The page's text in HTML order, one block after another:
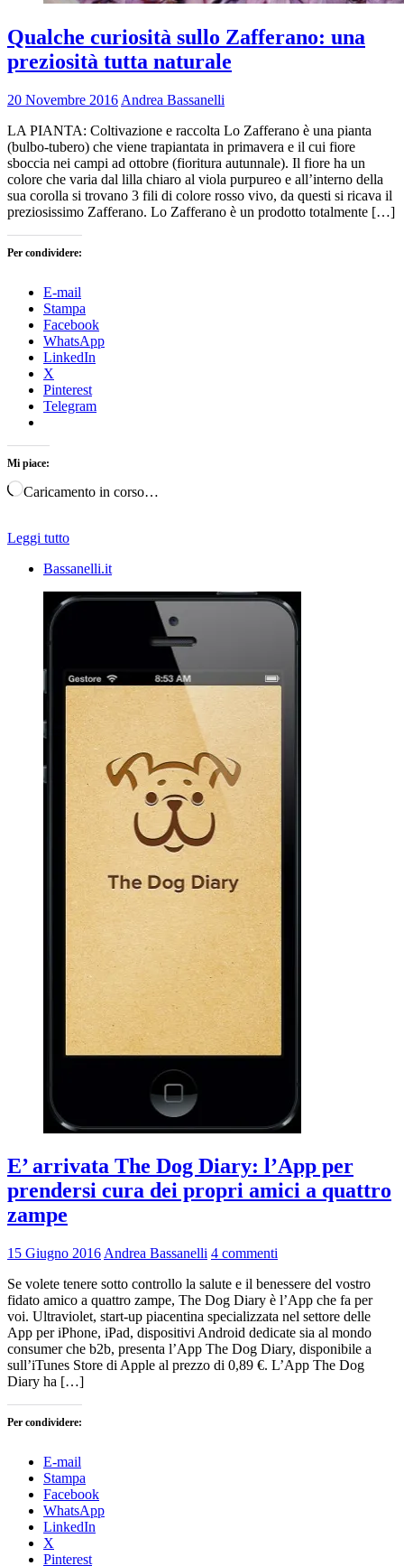
Qualche curiosità sullo Zafferano: una
preziosità tutta naturale
20 Novembre 2016 Andrea Bassanelli
LA PIANTA: Coltivazione e raccolta Lo Zafferano è una pianta
(bulbo-tubero) che viene trapiantata in primavera e il cui fiore
sboccia nei campi ad ottobre (fioritura autunnale). Il fiore ha un
colore che varia dal lilla chiaro al viola purpureo e all’interno della
sua corolla si trovano 3 fili di colore rosso vivo, da questi si ricava il
preziosissimo Zafferano. Lo Zafferano è un prodotto totalmente […]
Per condividere:
E-mail
Stampa
Facebook
WhatsApp
LinkedIn
X
Pinterest
Telegram
Mi piace:
Caricamento in corso…
Leggi tutto
Bassanelli.it
E’ arrivata The Dog Diary: l’App per
prendersi cura dei propri amici a quattro
zampe
15 Giugno 2016 Andrea Bassanelli 4 commenti
Se volete tenere sotto controllo la salute e il benessere del vostro
fidato amico a quattro zampe, The Dog Diary è l’App che fa per
voi. Ultraviolet, start-up piacentina specializzata nel settore delle
App per iPhone, iPad, dispositivi Android dedicate sia al mondo
consumer che b2b, presenta l’App The Dog Diary, disponibile a
sull’iTunes Store di Apple al prezzo di 0,89 €. L’App The Dog
Diary ha […]
Per condividere:
E-mail
Stampa
Facebook
WhatsApp
LinkedIn
X
Pinterest